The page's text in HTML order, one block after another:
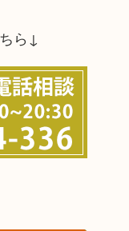
ら↓